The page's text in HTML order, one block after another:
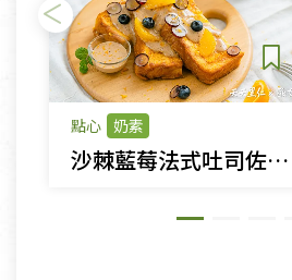
點心 奶素
沙棘藍莓法式吐司佐蜂蜜檸檬氣泡飲